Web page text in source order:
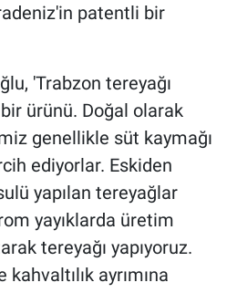
patentli bir
'Trabzon tereyağı
ürünü. Doğal olarak
genellikle süt kaymağı
ediyorlar. Eskiden
yapılan tereyağlar
yayıklarda üretim
tereyağı yapıyoruz.
ayrımına